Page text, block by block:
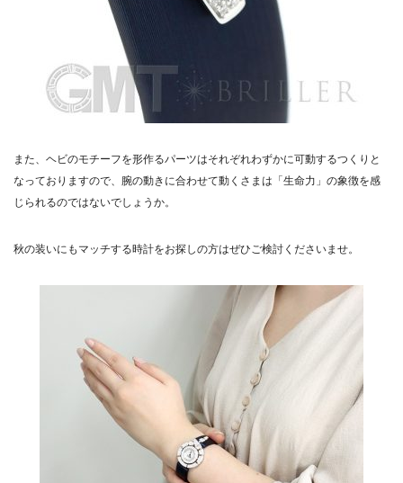
また、ヘビのモチーフを形作るパーツはそれぞれわずかに可動するつくりと
なっておりますので、腕の動きに合わせて動くさまは「生命力」の象徴を感
じられるのではないでしょうか。
秋の装いにもマッチする時計をお探しの方はぜひご検討くださいませ。